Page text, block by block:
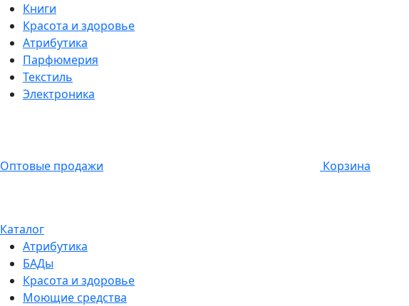
Книги
Красота и здоровье
Атрибутика
Парфюмерия
Текстиль
Электроника
Оптовые продажи Корзина
Каталог
Атрибутика
БАДы
Красота и здоровье
Моющие средства